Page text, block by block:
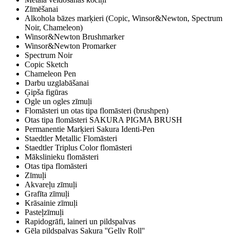
Zīmēšanai
Alkohola bāzes marķieri (Copic, Winsor&Newton, Spectrum
Noir, Chameleon)
Winsor&Newton Brushmarker
Winsor&Newton Promarker
Spectrum Noir
Copic Sketch
Chameleon Pen
Darbu uzglabāšanai
Ģipša figūras
Ogle un ogles zīmuļi
Flomāsteri un otas tipa flomāsteri (brushpen)
Otas tipa flomāsteri SAKURA PIGMA BRUSH
Permanentie Marķieri Sakura Identi-Pen
Staedtler Metallic Flomāsteri
Staedtler Triplus Color flomāsteri
Mākslinieku flomāsteri
Otas tipa flomāsteri
Zīmuļi
Akvareļu zīmuļi
Grafīta zīmuļi
Krāsainie zīmuļi
Pasteļzīmuļi
Rapidogrāfi, laineri un pildspalvas
Gēla pildspalvas Sakura ''Gelly Roll''